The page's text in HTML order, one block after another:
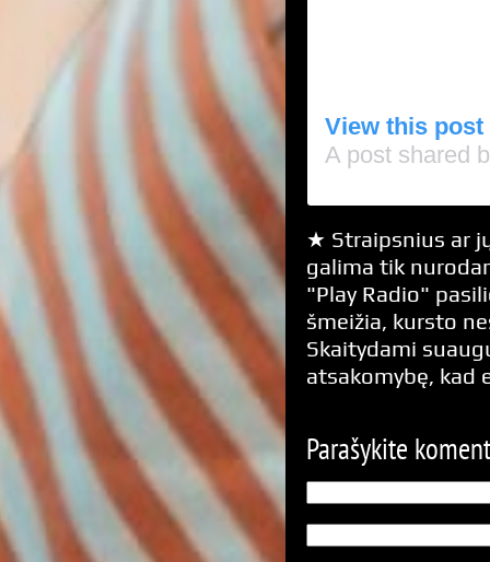
View this
A post shared
★ Straipsnius ar
galima tik
"Play Radio"
šmeižia, kursto
Skaitydami
atsakomybę, kad
Parašykite